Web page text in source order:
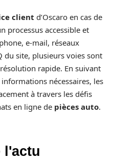
client d’Oscaro en cas de
processus accessible et
e-mail, réseaux
du site, plusieurs voies sont
rapide. En suivant
nécessaires, les
à travers les défis
en ligne de pièces auto.
l'actu